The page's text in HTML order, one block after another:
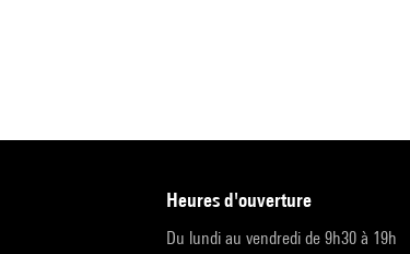
heures d'ouverture
Du lundi au vendredi de 9h30 à 19h